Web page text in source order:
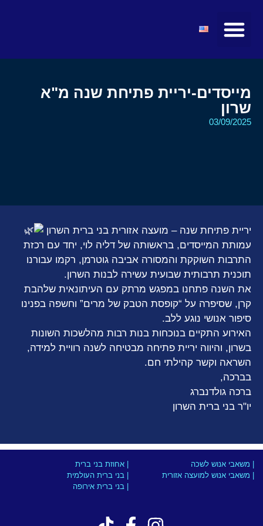
מייסדים-יריית פתיחת שנה מ"א
שרון
03/09/2025
יריית פתיחת שנה – מועצה אזורית בני ברית השרון
עמותת המייסדים, בראשותה של דליה לוי, יחד עם רכזת
התרבות השוקקת והמסורה אביבה גוטרמן, רקמו עבורנו
תוכנית תרבותית שבועית עשירה לבנות השרון.
את השנה פתחנו במפגש מרתק עם העיתונאית שלהבת
קרן, שסיפרה על “קופסת הטבק של מרים” וחשפה בפנינו
סיפור אנושי נוגע ללב.
האירוע התקיים בנוכחות בנות רבות מהלשכות השונות
בשרון, והיווה יריית פתיחה מבטיחה לשנה רוויית למידה,
השראה וקשר קהילתי חם.
בברכה,
ברכה גולדנברג
יו"ר בני ברית השרון
| משאבי אנוש לשכה
| משאבי אנוש למועצה אזורית
| אחוזת בני ברית
| בני ברית העולמית
| בני ברית אירופה